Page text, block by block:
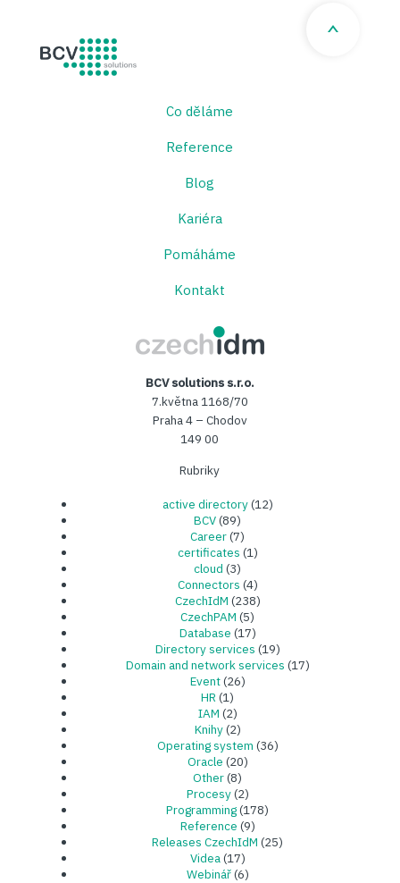
Co děláme
Reference
Blog
Kariéra
Pomáháme
Kontakt
BCV solutions s.r.o.
7.května 1168/70
Praha 4 – Chodov
149 00
Rubriky
active directory(12)
BCV(89)
Career(7)
certificates (1)
cloud (3)
Connectors (4)
CzechIdM (238)
CzechPAM (5)
Database (17)
Directory services (19)
Domain and network services (17)
Event(26)
HR (1)
IAM (2)
Knihy(2)
Operating system (36)
Oracle (20)
Other(8)
Procesy(2)
Programming(178)
Reference (9)
Releases CzechIdM (25)
Videa(17)
Webinář(6)